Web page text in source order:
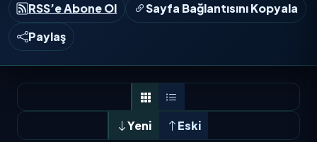
RSS’e Abone Ol
Sayfa Bağlantısını Kopyala
Paylaş
Yeni Eski